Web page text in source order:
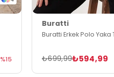
%15
Buratti
Buratti Erkek Polo Yaka
₺594,99
₺699,99